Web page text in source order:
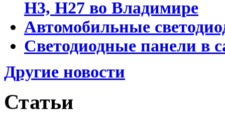
Н3, Н27 во Владимире
Автомобильные
Светодиодные панели в
Другие новости
Статьи